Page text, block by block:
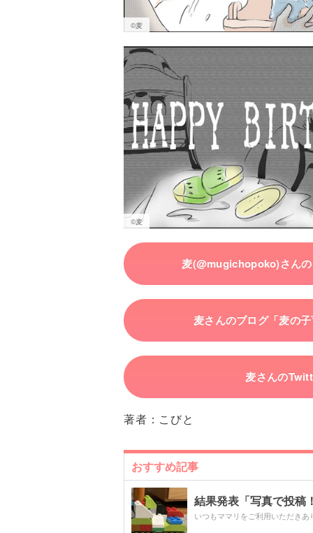
©︎麦
©︎麦
麦(@mugichopoko)さん
麦さんのブログ「麦の
麦さんの
著者： こびと
おすすめ記事
結果発表「写真で投稿
いつもママリをご利用いただき